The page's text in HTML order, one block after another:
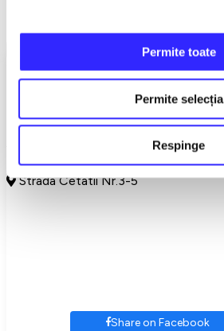
Permite toate
Permite selecția
Respinge
Categoria 1 - 95,00 lei
Categoria 2 - 75,00 lei
Filarmonica de Stat - Sala Thalia,Sibiu
Strada Cetatii Nr.3-5
Share on Facebook